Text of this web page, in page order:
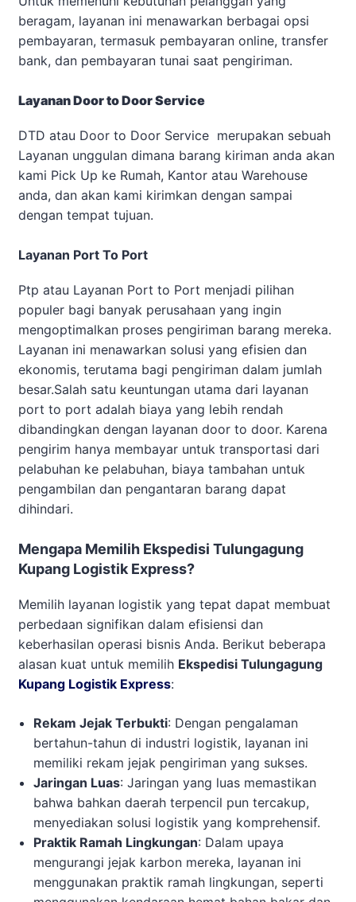
beragam, layanan ini menawarkan berbagai opsi
pembayaran, termasuk pembayaran online, transfer
bank, dan pembayaran tunai saat pengiriman.
Layanan Door to Door Service
DTD atau Door to Door Service merupakan sebuah
Layanan unggulan dimana barang kiriman anda akan
kami Pick Up ke Rumah, Kantor atau Warehouse
anda, dan akan kami kirimkan dengan sampai
dengan tempat tujuan.
Layanan Port To Port
Ptp atau Layanan Port to Port menjadi pilihan
populer bagi banyak perusahaan yang ingin
mengoptimalkan proses pengiriman barang mereka.
Layanan ini menawarkan solusi yang efisien dan
ekonomis, terutama bagi pengiriman dalam jumlah
besar.Salah satu keuntungan utama dari layanan
port to port adalah biaya yang lebih rendah
dibandingkan dengan layanan door to door. Karena
pengirim hanya membayar untuk transportasi dari
pelabuhan ke pelabuhan, biaya tambahan untuk
pengambilan dan pengantaran barang dapat
dihindari.
Mengapa Memilih Ekspedisi Tulungagung
Kupang Logistik Express?
Memilih layanan logistik yang tepat dapat membuat
perbedaan signifikan dalam efisiensi dan
keberhasilan operasi bisnis Anda. Berikut beberapa
alasan kuat untuk memilih Ekspedisi Tulungagung
Kupang Logistik Express:
Rekam Jejak Terbukti: Dengan pengalaman
bertahun-tahun di industri logistik, layanan ini
memiliki rekam jejak pengiriman yang sukses.
Jaringan Luas: Jaringan yang luas memastikan
bahwa bahkan daerah terpencil pun tercakup,
menyediakan solusi logistik yang komprehensif.
Praktik Ramah Lingkungan: Dalam upaya
mengurangi jejak karbon mereka, layanan ini
menggunakan praktik ramah lingkungan, seperti